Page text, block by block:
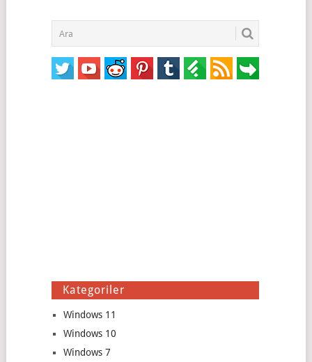
Kategoriler
Windows 11
Windows 10
Windows 7